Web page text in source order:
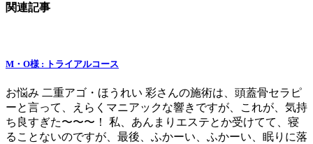
関連記事
M・O様 : トライアルコース
お悩み 二重アゴ・ほうれい 彩さんの施術は、頭蓋骨セラピ
ーと言って、えらくマニアックな響きですが、これが、気持
ち良すぎた〜〜〜！ 私、あんまりエステとか受けてて、寝
ることないのですが、最後、ふかーい、ふかーい、眠りに落